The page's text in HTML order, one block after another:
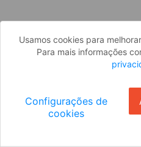
Usamos cookies para
Para mais informações
Configurações de
cookies